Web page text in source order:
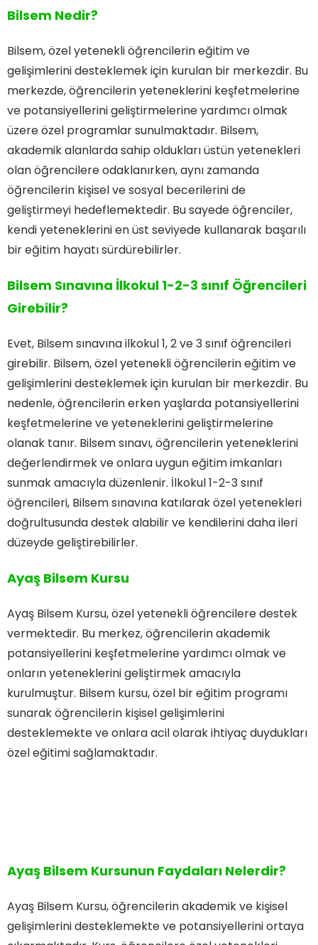
Bilsem Nedir?
Bilsem, özel yetenekli öğrencilerin eğitim ve
gelişimlerini desteklemek için kurulan bir merkezdir. Bu
merkezde, öğrencilerin yeteneklerini keşfetmelerine
ve potansiyellerini geliştirmelerine yardımcı olmak
üzere özel programlar sunulmaktadır. Bilsem,
akademik alanlarda sahip oldukları üstün yetenekleri
olan öğrencilere odaklanırken, aynı zamanda
öğrencilerin kişisel ve sosyal becerilerini de
geliştirmeyi hedeflemektedir. Bu sayede öğrenciler,
kendi yeteneklerini en üst seviyede kullanarak başarılı
bir eğitim hayatı sürdürebilirler.
Bilsem Sınavına İlkokul 1-2-3 sınıf Öğrencileri
Girebilir?
Evet, Bilsem sınavına ilkokul 1, 2 ve 3 sınıf öğrencileri
girebilir. Bilsem, özel yetenekli öğrencilerin eğitim ve
gelişimlerini desteklemek için kurulan bir merkezdir. Bu
nedenle, öğrencilerin erken yaşlarda potansiyellerini
keşfetmelerine ve yeteneklerini geliştirmelerine
olanak tanır. Bilsem sınavı, öğrencilerin yeteneklerini
değerlendirmek ve onlara uygun eğitim imkanları
sunmak amacıyla düzenlenir. İlkokul 1-2-3 sınıf
öğrencileri, Bilsem sınavına katılarak özel yetenekleri
doğrultusunda destek alabilir ve kendilerini daha ileri
düzeyde geliştirebilirler.
Ayaş Bilsem Kursu
Ayaş Bilsem Kursu, özel yetenekli öğrencilere destek
vermektedir. Bu merkez, öğrencilerin akademik
potansiyellerini keşfetmelerine yardımcı olmak ve
onların yeteneklerini geliştirmek amacıyla
kurulmuştur. Bilsem kursu, özel bir eğitim programı
sunarak öğrencilerin kişisel gelişimlerini
desteklemekte ve onlara acil olarak ihtiyaç duydukları
özel eğitimi sağlamaktadır.
Ayaş Bilsem Kursunun Faydaları Nelerdir?
Ayaş Bilsem Kursu, öğrencilerin akademik ve kişisel
gelişimlerini desteklemekte ve potansiyellerini ortaya